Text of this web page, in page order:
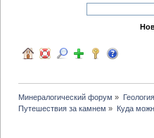
Минералогический форум »
Путешествия за камнем » Куда